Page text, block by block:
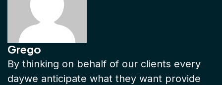
Grego
By thinking on behalf of our clients every
daywe anticipate what they want provide